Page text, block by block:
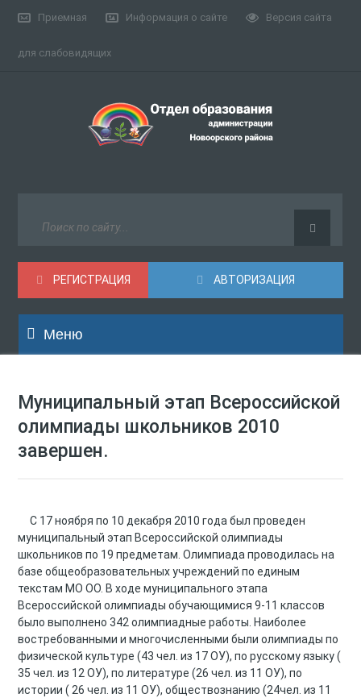
Приемная Информация о сайте Версия сайта
для слабовидящих
АВТОРИЗАЦИЯ
РЕГИСТРАЦИЯ
Меню
Муниципальный этап Всероссийской
олимпиады школьников 2010
завершен.
С 17 ноября по 10 декабря 2010 года был проведен
муниципальный этап Всероссийской олимпиады
школьников по 19 предметам. Олимпиада проводилась на
базе общеобразовательных учреждений по единым
текстам МО ОО. В ходе муниципального этапа
Всероссийской олимпиады обучающимися 9-11 классов
было выполнено 342 олимпиадные работы. Наиболее
востребованными и многочисленными были олимпиады по
физической культуре (43 чел. из 17 ОУ), по русскому языку (
35 чел. из 12 ОУ), по литературе (26 чел. из 11 ОУ), по
истории ( 26 чел. из 11 ОУ), обществознанию (24чел. из 11